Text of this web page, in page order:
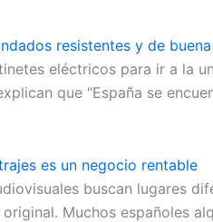
resistentes y de
eléctricos para ir a la
que “España se
es un negocio rentable
buscan lugares
Muchos españoles